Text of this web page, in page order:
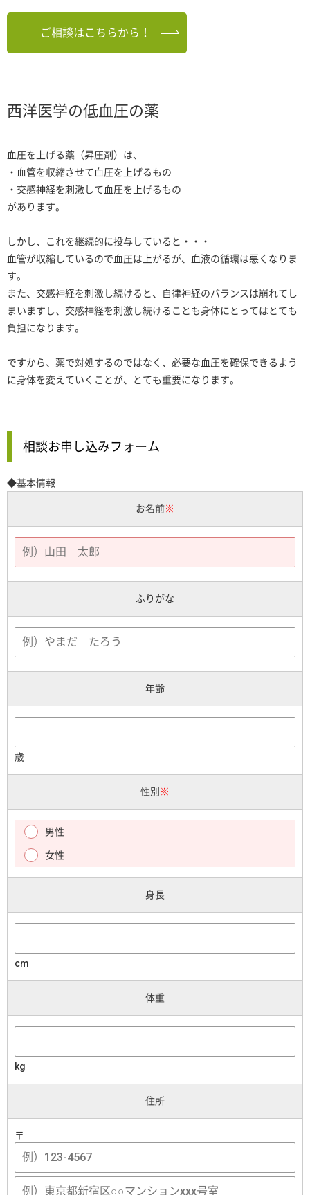
ご相談はこちらから！
西洋医学の低血圧の薬
血圧を上げる薬（昇圧剤）は、
・血管を収縮させて血圧を上げるもの
・交感神経を刺激して血圧を上げるもの
があります。
しかし、これを継続的に投与していると・・・
血管が収縮しているので血圧は上がるが、血液の循環は悪くなりま
す。
また、交感神経を刺激し続けると、自律神経のバランスは崩れてし
まいますし、交感神経を刺激し続けることも身体にとってはとても
負担になります。
ですから、薬で対処するのではなく、必要な血圧を確保できるよう
に身体を変えていくことが、とても重要になります。
相談お申し込みフォーム
◆基本情報
お名前※
ふりがな
年齢
歳
性別 ※
男性
女性
身長
cm
体重
kg
住所
〒